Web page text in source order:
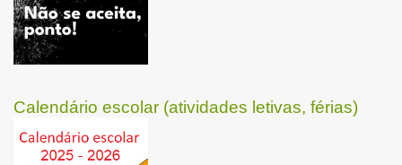
Calendário escolar (atividades letivas, férias)